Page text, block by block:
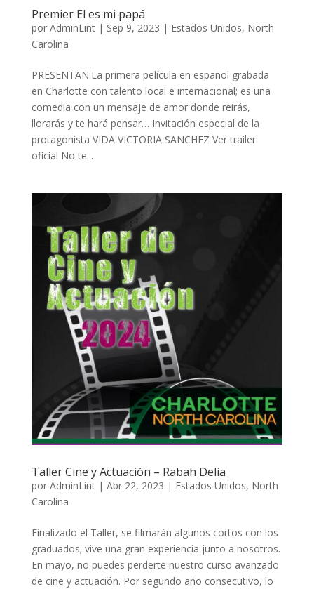
Premier El es mi papá
por AdminLint| Sep 9, 2023 | Estados Unidos, North
Carolina
PRESENTAN:La primera película en español grabada
en Charlotte con talento local e internacional; es una
comedia con un mensaje de amor donde reirás,
llorarás y te hará pensar… Invitación especial de la
protagonista VIDA VICTORIA SANCHEZ Ver trailer
oficial No te...
Taller Cine y Actuación – Rabah Delia
por AdminLint| Abr 22, 2023 | Estados Unidos, North
Carolina
Finalizado el Taller, se filmarán algunos cortos con los
graduados; vive una gran experiencia junto a nosotros.
En mayo, no puedes perderte nuestro curso avanzado
de cine y actuación. Por segundo año consecutivo, lo